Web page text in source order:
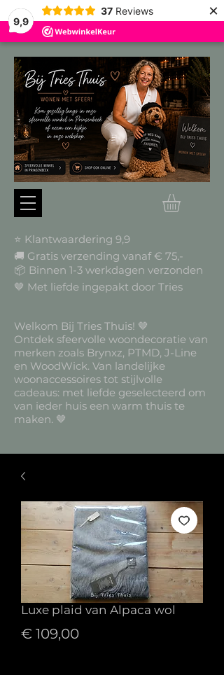
9,9
37 Reviews ×
⭐ Klantwaardering 9,9
🚚 Gratis verzending vanaf € 75,-
📦 Binnen 1-3 werkdagen verzonden
🤎 Met liefde ingepakt door Tries
Welkom Bij Tries Thuis! 🤎
Ontdek sfeervolle woondecoratie van
merken zoals Brynxz, PTMD, J-Line
en WoodWick. Van landelijke
woonaccessoires tot stijlvolle
cadeaus: met liefde geselecteerd om
van ieder huis een warm thuis te
maken. 🤎
Luxe plaid van Alpaca wol
€ 109,00Prijs